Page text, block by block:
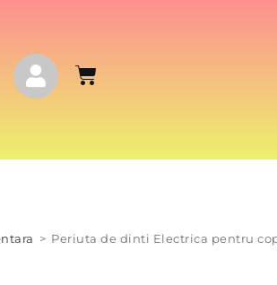
> Periuta de dinti Electrica pentru